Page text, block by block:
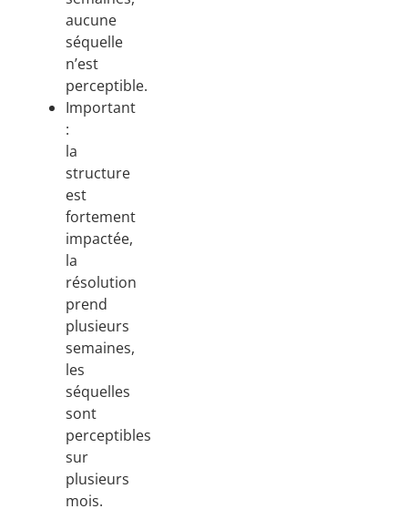
aucune
séquelle
n’est
perceptible.
Important
:
la
structure
est
fortement
impactée,
la
résolution
prend
plusieurs
semaines,
les
séquelles
sont
perceptibles
sur
plusieurs
mois.